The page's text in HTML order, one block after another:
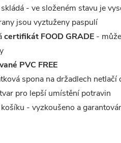
- ve složeném stavu je
jsou vyztuženy paspulí
certifikát FOOD GRADE -
PVC FREE
spona na držadlech netlačí
pro lepší umístění potravin
- vyzkoušeno a